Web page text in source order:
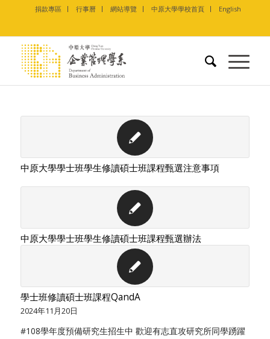
捐款專區 行事曆 網站導覽 中原大學學校首頁 English
中原大學學士班學生修讀碩士班課程甄選注意事項
中原大學學士班學生修讀碩士班課程甄選辦法
學士班修讀碩士班課程QandA
2024年11月20日
#108學年度預備研究生招生中 歡迎有志直攻研究所同學踴躍